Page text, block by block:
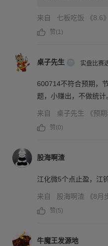
来自 七板吃饭 《8.6》
赞(1)
桌子先生 实盘比赛
600714不符合预期，
题，小赚出，不做统计
来自 桌子先生 《预
赞(0)
股海啊渣
江化微5个点止盈，江
来自 股海啊渣 《8
赞(5)
牛魔王发源地